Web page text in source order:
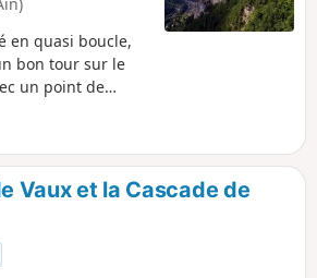
en quasi boucle,
bon tour sur le
un point de
au
points de
et de la
les points forts
Vaux et la Cascade de